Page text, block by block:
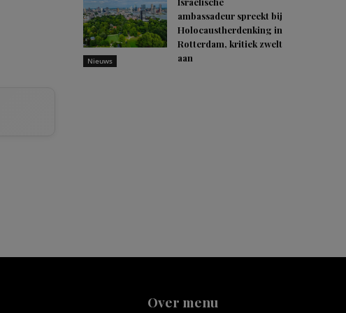
Nieuws
ambassadeur spreekt bij
Holocaustherdenking in
Rotterdam, kritiek zwelt
aan
Over menu